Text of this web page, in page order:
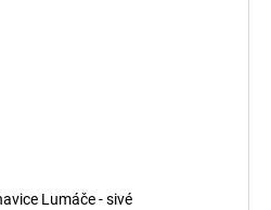
Lumáče - sivé